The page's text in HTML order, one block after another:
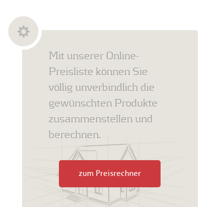
Mit unserer Online-
Preisliste können Sie
völlig unverbindlich die
gewünschten Produkte
zusammenstellen und
berechnen.
zum Preisrechner